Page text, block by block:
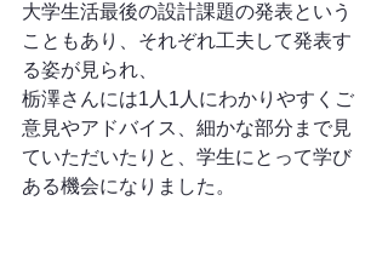
大学生活最後の設計課題の発表という
こともあり、それぞれ工夫して発表す
る姿が見られ、
栃澤さんには1人1人にわかりやすくご
意見やアドバイス、細かな部分まで見
ていただいたりと、学生にとって学び
ある機会になりました。